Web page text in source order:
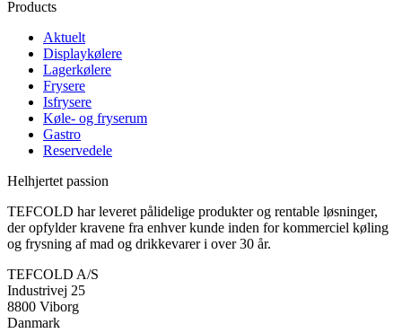
Products
Aktuelt
Displaykølere
Lagerkølere
Frysere
Isfrysere
Køle- og fryserum
Gastro
Reservedele
Helhjertet passion
TEFCOLD har leveret pålidelige produkter og rentable løsninger,
der opfylder kravene fra enhver kunde inden for kommerciel køling
og frysning af mad og drikkevarer i over 30 år.
TEFCOLD A/S
Industrivej 25
8800 Viborg
Danmark